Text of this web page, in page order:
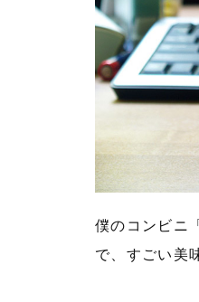
僕のコンビニ
で、すごい美